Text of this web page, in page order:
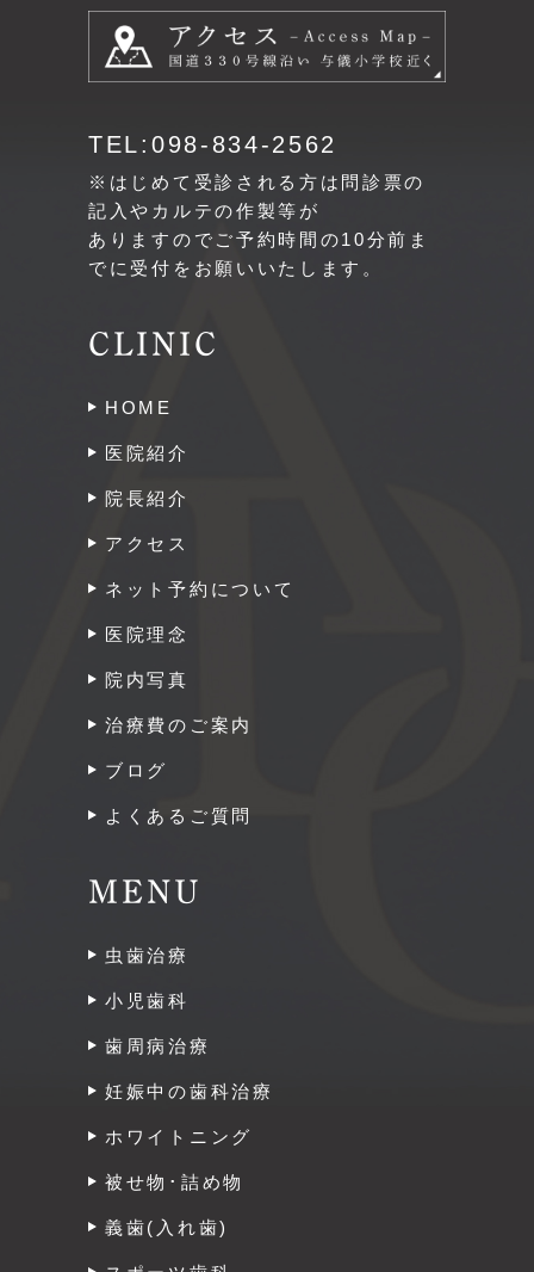
TEL:098-834-2562
※はじめて受診される方は問診票の
記入やカルテの作製等が
ありますのでご予約時間の10分前ま
でに受付をお願いいたします。
CLINIC
HOME
医院紹介
院長紹介
アクセス
ネット予約について
医院理念
院内写真
治療費のご案内
ブログ
よくあるご質問
MENU
虫歯治療
小児歯科
歯周病治療
妊娠中の歯科治療
ホワイトニング
被せ物･詰め物
義歯(入れ歯)